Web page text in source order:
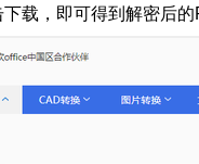
载，即可得到解密后